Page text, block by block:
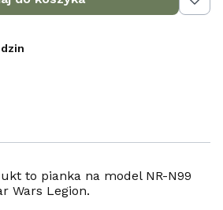
to pianka na model NR-N99
Wars Legion.